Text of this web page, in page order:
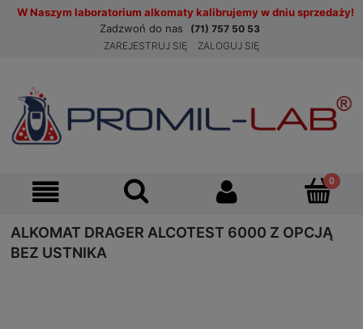
W Naszym laboratorium alkomaty kalibrujemy w dniu sprzedaży!
Zadzwoń do nas
(71) 757 50 53
ZAREJESTRUJ SIĘ
ZALOGUJ SIĘ
ALKOMAT DRAGER ALCOTEST 6000 Z OPCJĄ
BEZ USTNIKA